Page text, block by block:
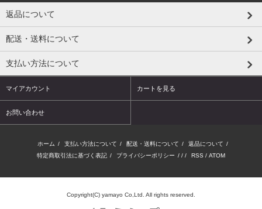
返品について
配送・送料について
支払い方法について
マイアカウント カートを見る
お問い合わせ
ホーム / 支払い方法について / 配送・送料について / 返品について /
特定商取引法に基づく表記 / プライバシーポリシー / / / RSS / ATOM
Copyright(C) yamayo Co,Ltd. All rights reserved.